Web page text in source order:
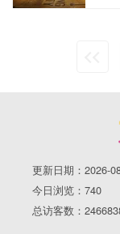
更新日期：2026-
今日浏览：740
总访客数：